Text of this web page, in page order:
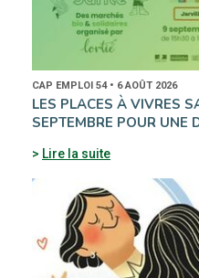
CAP EMPLOI 54 • 6 AOÛT 2026
LES PLACES À VIVRES
SEPTEMBRE POUR UNE
Lire la suite